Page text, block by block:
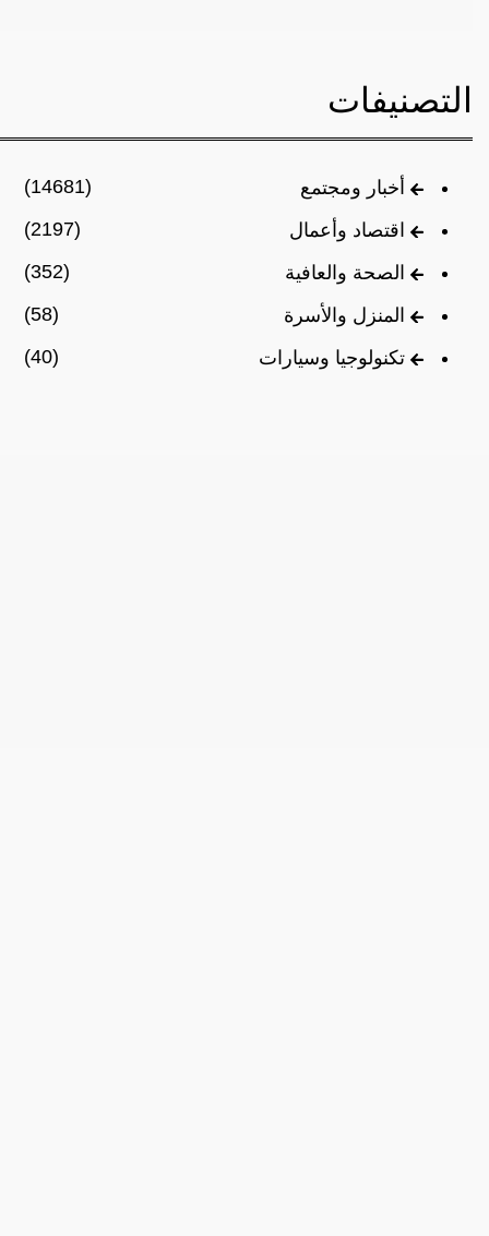
التصنيفات
أخبار ومجتمع
(14681)
اقتصاد وأعمال
(2197)
الصحة والعافية
(352)
المنزل والأسرة
(58)
تكنولوجيا وسيارات
(40)